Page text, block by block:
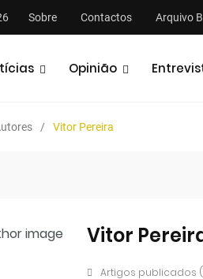
Sobre Contactos Arquivo
Opinião
Vitor Pereira
Vitor
Artigos publicados